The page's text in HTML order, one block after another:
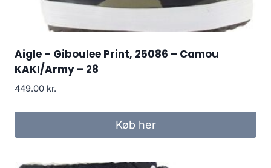
Aigle – Giboulee Print, 25086 – Camou
KAKI/Army – 28
449.00 kr.
Køb her